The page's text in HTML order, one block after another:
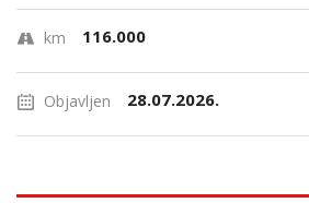
km 116.000
Objavljen 28.07.2026.